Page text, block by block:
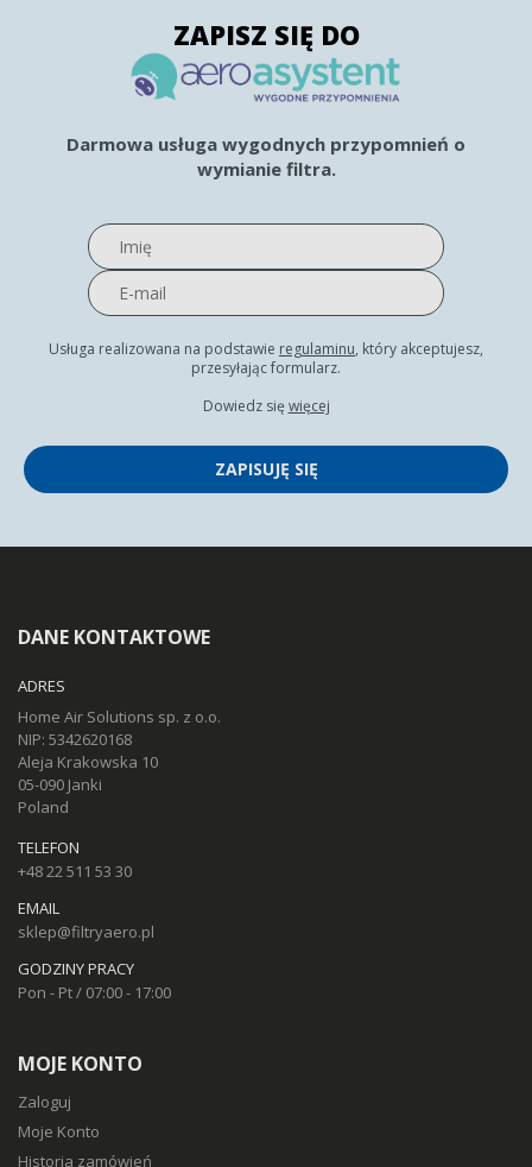
ZAPISZ SIĘ DO
Darmowa usługa wygodnych przypomnień o
wymianie filtra.
Usługa realizowana na podstawie regulaminu, który akceptujesz,
przesyłając formularz.
Dowiedz się więcej
ZAPISUJĘ SIĘ
DANE KONTAKTOWE
ADRES
Home Air Solutions sp. z o.o.
NIP: 5342620168
Aleja Krakowska 10
05-090 Janki
Poland
TELEFON
+48 22 511 53 30
EMAIL
sklep@filtryaero.pl
GODZINY PRACY
Pon - Pt / 07:00 - 17:00
MOJE KONTO
Zaloguj
Moje Konto
Historia zamówień